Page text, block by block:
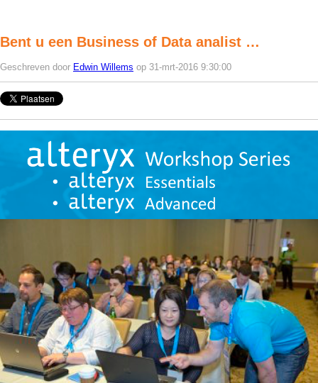
Bent u een Business of Data analist …
Geschreven door Edwin Willems op 31-mrt-2016 9:30:00